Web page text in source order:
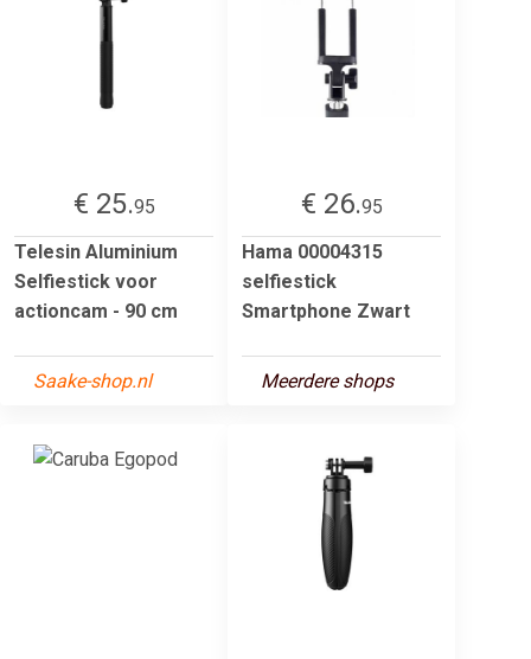
€ 25.95
Telesin Aluminium
Selfiestick voor
actioncam - 90 cm
Saake-shop.nl
€ 26.95
Hama 00004315
selfiestick
Smartphone Zwart
Meerdere shops